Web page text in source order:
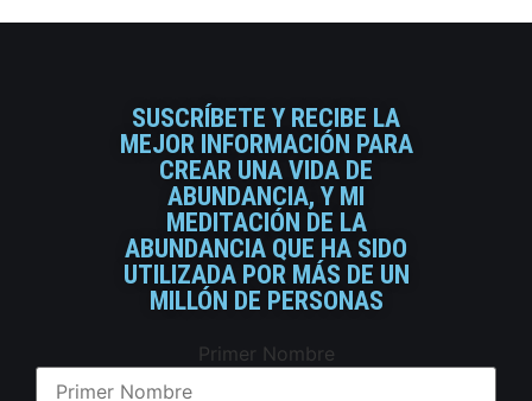
SUSCRÍBETE Y RECIBE LA
MEJOR INFORMACIÓN PARA
CREAR UNA VIDA DE
ABUNDANCIA, Y MI
MEDITACIÓN DE LA
ABUNDANCIA QUE HA SIDO
UTILIZADA POR MÁS DE UN
MILLÓN DE PERSONAS
Primer Nombre